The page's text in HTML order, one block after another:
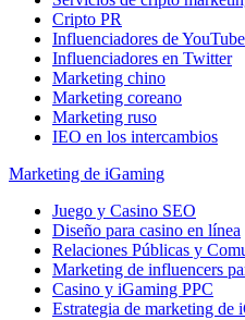
Cripto PR
Influenciadores de YouTube
Influenciadores en Twitter
Marketing chino
Marketing coreano
Marketing ruso
IEO en los intercambios
Marketing de iGaming
Juego y Casino SEO
Diseño para casino en línea
Relaciones Públicas y
Marketing de influencers
Casino y iGaming PPC
Estrategia de marketing de